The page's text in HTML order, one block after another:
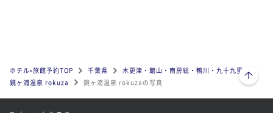
ホテル•旅館予約TOP 千葉県
木更津・館山・南房総・鴨川・九十九里
鏡ヶ浦温泉 rokuza
鏡ヶ浦温泉 rokuzaの写真
ページトップへ